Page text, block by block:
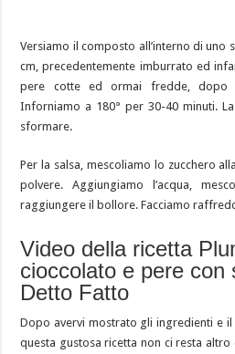
Versiamo il composto all’interno di uno
cm, precedentemente imburrato ed
pere cotte ed ormai fredde, dopo
Inforniamo a 180° per 30-40 minuti.
sformare.
Per la salsa, mescoliamo lo zucchero
polvere. Aggiungiamo l’acqua,
raggiungere il bollore. Facciamo
Video della ricetta
cioccolato e pere con
Detto Fatto
Dopo avervi mostrato gli ingredienti e
questa gustosa ricetta non ci resta